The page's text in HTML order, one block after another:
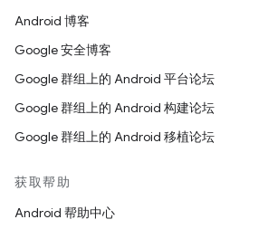
Android 博客
Google 安全博客
Google 群组上的 Android 平台论坛
Google 群组上的 Android 构建论坛
Google 群组上的 Android 移植论坛
获取帮助
Android 帮助中心